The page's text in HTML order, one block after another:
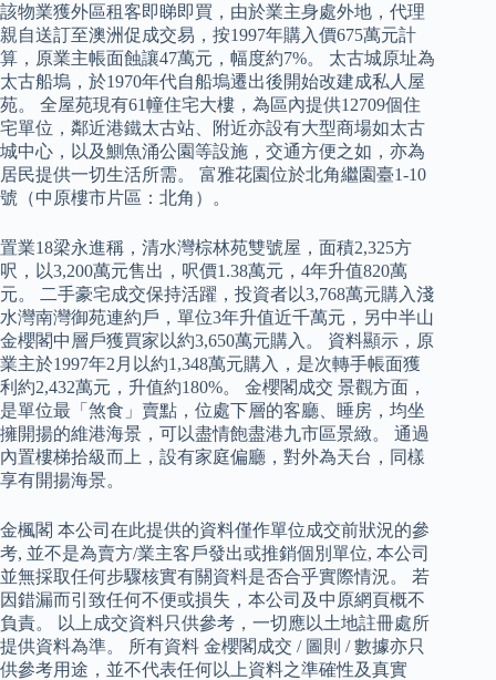
該物業獲外區租客即睇即買，由於業主身處外地，代理
親自送訂至澳洲促成交易，按1997年購入價675萬元計
算，原業主帳面蝕讓47萬元，幅度約7%。 太古城原址為
太古船塢，於1970年代自船塢遷出後開始改建成私人屋
苑。 全屋苑現有61幢住宅大樓，為區內提供12709個住
宅單位，鄰近港鐵太古站、附近亦設有大型商場如太古
城中心，以及鰂魚涌公園等設施，交通方便之如，亦為
居民提供一切生活所需。 富雅花園位於北角繼園臺1-10
號（中原樓市片區：北角）。
置業18梁永進稱，清水灣棕林苑雙號屋，面積2,325方
呎，以3,200萬元售出，呎價1.38萬元，4年升值820萬
元。 二手豪宅成交保持活躍，投資者以3,768萬元購入淺
水灣南灣御苑連約戶，單位3年升值近千萬元，另中半山
金櫻閣中層戶獲買家以約3,650萬元購入。 資料顯示，原
業主於1997年2月以約1,348萬元購入，是次轉手帳面獲
利約2,432萬元，升值約180%。 金櫻閣成交 景觀方面，
是單位最「煞食」賣點，位處下層的客廳、睡房，均坐
擁開揚的維港海景，可以盡情飽盡港九市區景緻。 通過
內置樓梯拾級而上，設有家庭偏廳，對外為天台，同樣
享有開揚海景。
金楓閣 本公司在此提供的資料僅作單位成交前狀況的參
考, 並不是為賣方/業主客戶發出或推銷個別單位, 本公司
並無採取任何步驟核實有關資料是否合乎實際情況。 若
因錯漏而引致任何不便或損失，本公司及中原網頁概不
負責。 以上成交資料只供參考，一切應以土地註冊處所
提供資料為準。 所有資料 金櫻閣成交 / 圖則 / 數據亦只
供參考用途，並不代表任何以上資料之準確性及真實